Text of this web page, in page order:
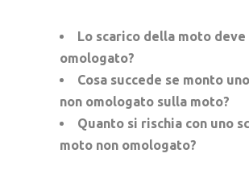
Lo scarico della moto deve
omologato?
Cosa succede se monto
non omologato sulla moto?
Quanto si rischia con uno
moto non omologato?